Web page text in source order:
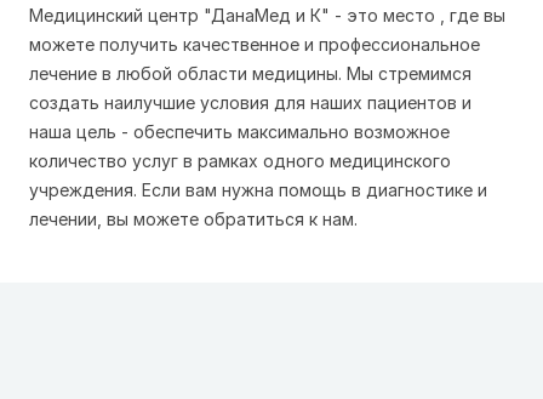
Медицинский центр "ДанаМед и К" - это место , где вы
можете получить качественное и профессиональное
лечение в любой области медицины. Мы стремимся
создать наилучшие условия для наших пациентов и
наша цель - обеспечить максимально возможное
количество услуг в рамках одного медицинского
учреждения. Если вам нужна помощь в диагностике и
лечении, вы можете обратиться к нам.